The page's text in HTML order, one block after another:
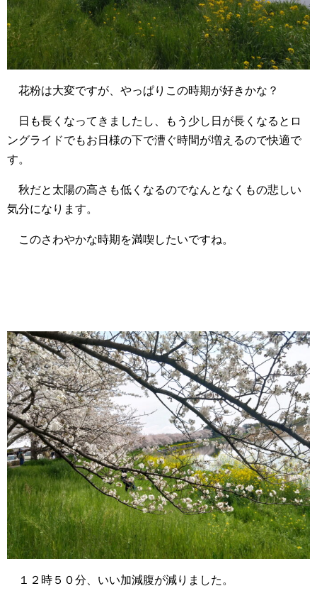
花粉は大変ですが、やっぱりこの時期が好きかな？
日も長くなってきましたし、もう少し日が長くなるとロ
ングライドでもお日様の下で漕ぐ時間が増えるので快適で
す。
秋だと太陽の高さも低くなるのでなんとなくもの悲しい
気分になります。
このさわやかな時期を満喫したいですね。
１２時５０分、いい加減腹が減りました。